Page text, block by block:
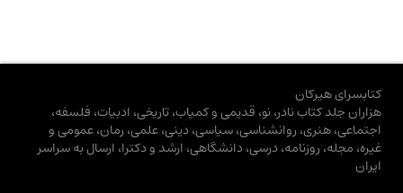
کتابسرای هیرکان
هزاران جلد کتاب نادر، نو، قدیمی و کمیاب، تاریخی، ادبیات، فلسفه،
اجتماعی، هنری، روانشناسی، سیاسی، دینی، علمی، رمان، عمومی و
غیره، مجله، روزنامه، درسی، دانشگاهی، ارشد و دکترا، ارسال به سراسر
ایران